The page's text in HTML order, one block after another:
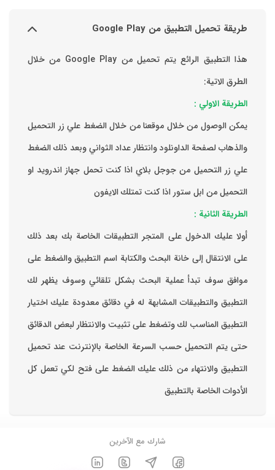
طريقة تحميل التطبيق من Google Play
هذا التطبيق الرائع يتم تحميل من Google Play من خلال
الطرق الاتية:
الطريقة الاولي :
يمكن الوصول من خلال موقعنا من خلال الضغط علي زر التحميل
والذهاب لصفحة الداونلود وانتظار عداد الثواني وبعد ذلك الضغط
علي زر التحميل من جوجل بلاي اذا كنت تحمل جهاز اندرويد او
التحميل من ابل ستور اذا كنت تمتلك الايفون
الطريقة الثانية :
‏أولا عليك الدخول على المتجر التطبيقات الخاصة بك ‏بعد ذلك
على الانتقال إلى خانة البحث والكتابة اسم التطبيق والضغط على
موافق ‏سوف تبدأ عملية البحث بشكل تلقائي وسوف يظهر لك
التطبيق والتطبيقات المشابهة له في دقائق معدودة ‏عليك اختيار
التطبيق المناسب لك وتضغط على تثبيت والانتظار لبعض الدقائق
حتى يتم التحميل حسب السرعة الخاصة بالإنترنت ‏عند تحميل
التطبيق والانتهاء من ذلك عليك الضغط على فتح لكي تعمل كل
الأدوات الخاصة بالتطبيق
شارك مع الآخرين